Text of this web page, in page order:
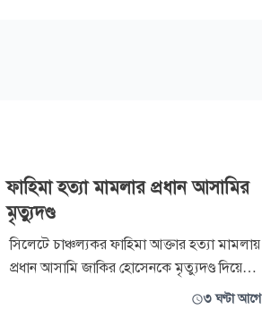
ফাহিমা হত্যা মামলার প্রধান আসামির
মৃত্যুদণ্ড
সিলেটে চাঞ্চল্যকর ফাহিমা আক্তার হত্যা মামলায়
প্রধান আসামি জাকির হোসেনকে মৃত্যুদণ্ড দিয়েছেন
আদালত। একই সঙ্গে তাকে ৫ লাখ টাকা৩ ঘণ্টা আগে